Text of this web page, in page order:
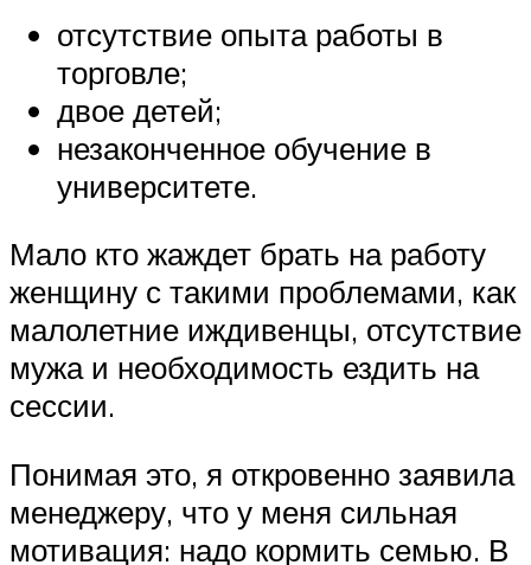
отсутствие опыта работы в
торговле;
двое детей;
незаконченное обучение в
университете.
Мало кто жаждет брать на работу
женщину с такими проблемами, как
малолетние иждивенцы, отсутствие
мужа и необходимость ездить на
сессии.
Понимая это, я откровенно заявила
менеджеру, что у меня сильная
мотивация: надо кормить семью. В